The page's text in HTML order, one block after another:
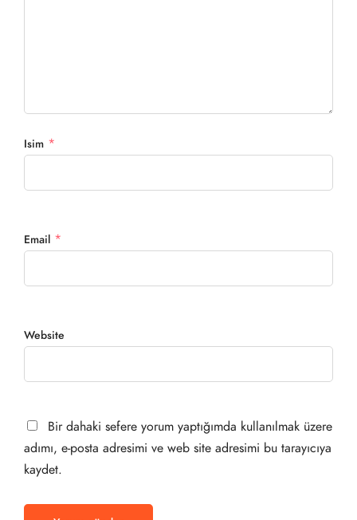
Isim *
Email *
Website
Bir dahaki sefere yorum yaptığımda kullanılmak üzere
adımı, e-posta adresimi ve web site adresimi bu tarayıcıya
kaydet.